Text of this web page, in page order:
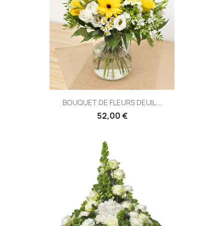
BOUQUET DE FLEURS DEUIL...
52,00 €